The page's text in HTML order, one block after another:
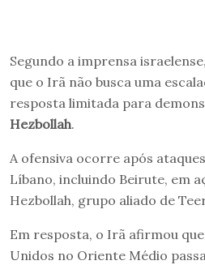
Segundo a imprensa
que o Irã não busca uma
resposta limitada para
Hezbollah.
A ofensiva ocorre após
Líbano, incluindo Beirute, em
Hezbollah, grupo aliado de
Em resposta, o Irã afirmou
Unidos no Oriente Médio